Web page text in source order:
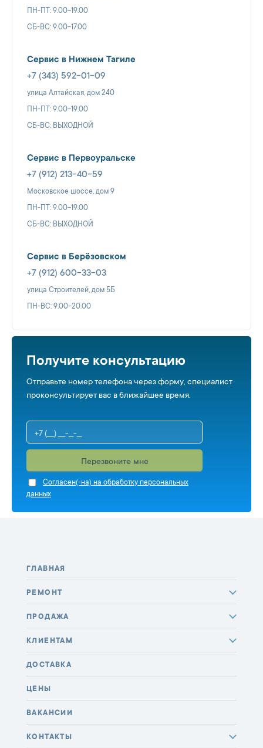
ПН-ПТ: 9.00-19.00
СБ-ВС: 9.00-17.00
Сервис в Нижнем Тагиле
+7 (343) 592-01-09
улица Алтайская, дом 240
ПН-ПТ: 9.00-19.00
СБ-ВС: ВЫХОДНОЙ
Сервис в Первоуральске
+7 (912) 213-40-59
Московское шоссе, дом 9
ПН-ПТ: 9.00-19.00
СБ-ВС: ВЫХОДНОЙ
Сервис в Берёзовском
+7 (912) 600-33-03
улица Строителей, дом 5Б
ПН-ВС: 9.00-20.00
Получите консультацию
Отправьте номер телефона через форму, специалист
проконсультирует вас в ближайшее время.
Перезвоните мне
Cогласен(-на) на обработку персональных
данных
ГЛАВНАЯ
РЕМОНТ
ПРОДАЖА
КЛИЕНТАМ
ДОСТАВКА
ЦЕНЫ
ВАКАНСИИ
КОНТАКТЫ